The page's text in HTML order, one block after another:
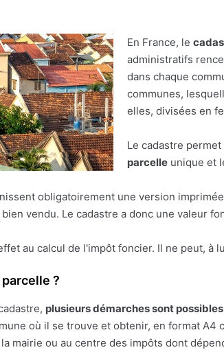
En France, le
administratifs
dans chaque
communes,
elles, divisées en
Le cadastre
parcelle unique et
obligatoirement une version
vendu. Le cadastre a donc une valeur
au calcul de l'impôt foncier. Il ne peut,
?
plusieurs démarches sont possibles
où il se trouve et obtenir, en format
mairie ou au centre des impôts dont